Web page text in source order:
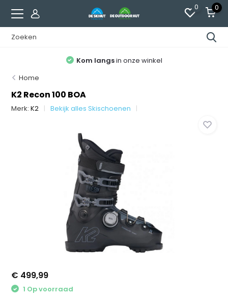
0 0
Kom langsin onze winkel
Home
K2 Recon 100 BOA
Merk:K2 Bekijk alles Skischoenen
€ 499,99
1 Op voorraad